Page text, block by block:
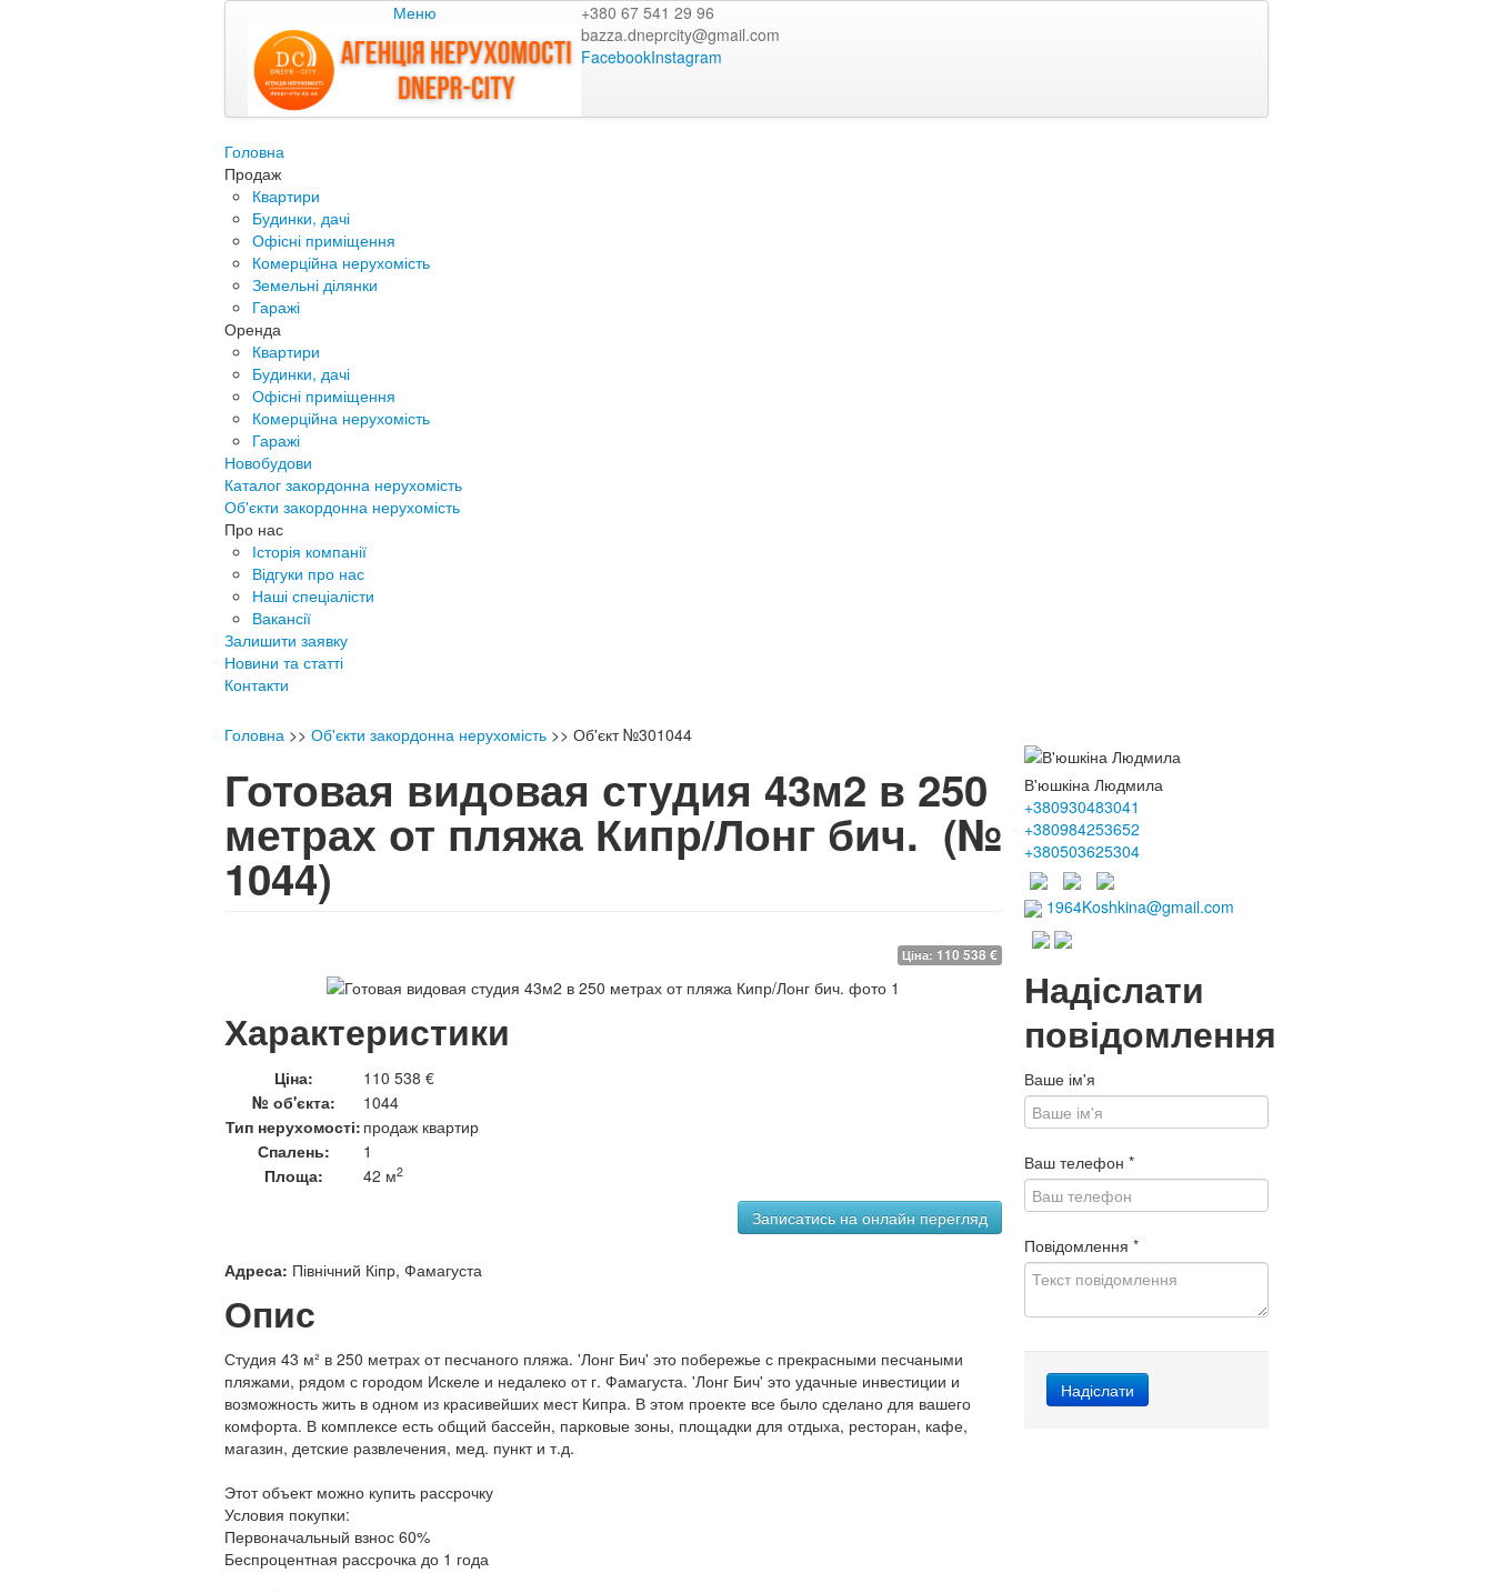
Меню
+380 67 541 29 96
bazza.dneprcity@gmail.com
FacebookInstagram
Головна
Продаж
Квартири
Будинки, дачі
Офісні приміщення
Комерційна нерухомість
Земельні ділянки
Гаражі
Оренда
Квартири
Будинки, дачі
Офісні приміщення
Комерційна нерухомість
Гаражі
Новобудови
Каталог закордонна нерухомість
Об'єкти закордонна нерухомість
Про нас
Історія компанії
Відгуки про нас
Наші спеціалісти
Вакансії
Залишити заявку
Новини та статті
Контакти
Головна >> Об'єкти закордонна нерухомість >> Об'єкт №301044
Готовая видовая студия 43м2 в 250
метрах от пляжа Кипр/Лонг бич. (№
1044)
Ціна: 110 538 €
Характеристики
Ціна:
110 538 €
№ об'єкта:
1044
Тип нерухомості: продаж квартир
Спалень:
1
Площа:
42 м2
Адреса: Північний Кіпр, Фамагуста
Опис
Студия 43 м² в 250 метрах от песчаного пляжа. 'Лонг Бич' это побережье с прекрасными песчаными
пляжами, рядом с городом Искеле и недалеко от г. Фамагуста. 'Лонг Бич' это удачные инвестиции и
возможность жить в одном из красивейших мест Кипра. В этом проекте все было сделано для вашего
комфорта. В комплексе есть общий бассейн, парковые зоны, площадки для отдыха, ресторан, кафе,
магазин, детские развлечения, мед. пункт и т.д.
Этот объект можно купить рассрочку
Условия покупки:
Первоначальный взнос 60%
Беспроцентная рассрочка до 1 года
В'юшкіна Людмила
+380930483041
+380984253652
+380503625304
1964Koshkina@gmail.com
Надіслати
повідомлення
Ваше ім'я
Ваш телефон *
Повідомлення *